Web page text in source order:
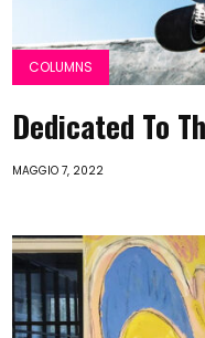
COLUMNS
Dedicated To
MAGGIO 7, 2022